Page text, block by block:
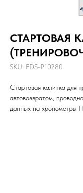
СТАРТОВАЯ
SKU: FDS-P10280
Стартовая калитка для
автовозвратом,
данных на хронометры